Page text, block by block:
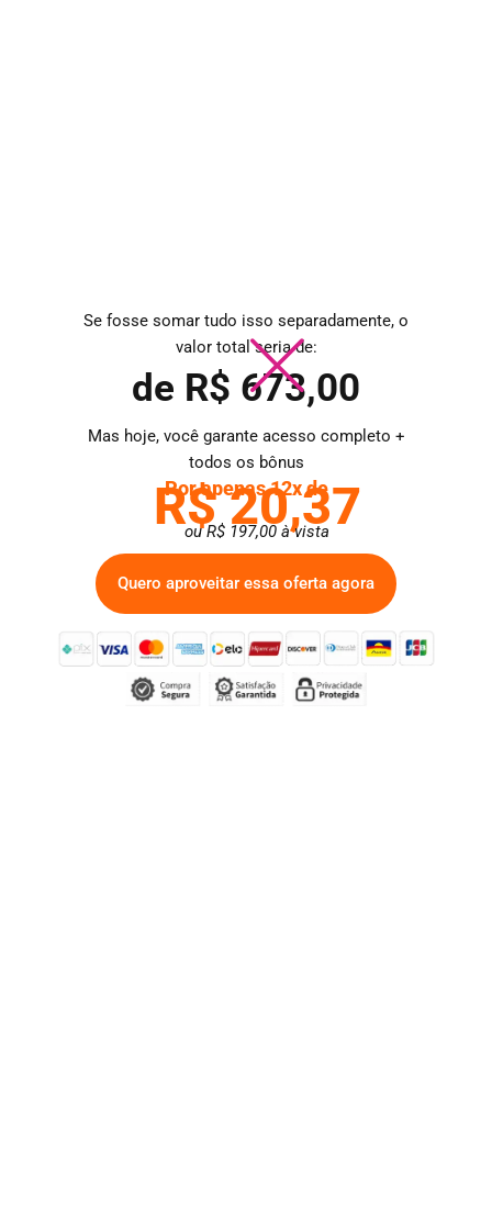
Se fosse somar tudo isso separadamente, o
valor total seria de:
de R$ 673,00
Mas hoje, você garante acesso completo +
todos os bônus
Por apenas 12x de
R$ 20,37
ou R$ 197,00 à vista
Quero aproveitar essa oferta agora